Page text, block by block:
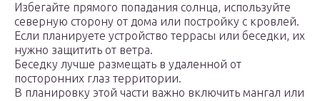
Избегайте прямого попадания солнца, используйте
северную сторону от дома или постройку с кровлей.
Если планируете устройство террасы или беседки, их
нужно защитить от ветра.
Беседку лучше размещать в удаленной от
посторонних глаз территории.
В планировку этой части важно включить мангал или